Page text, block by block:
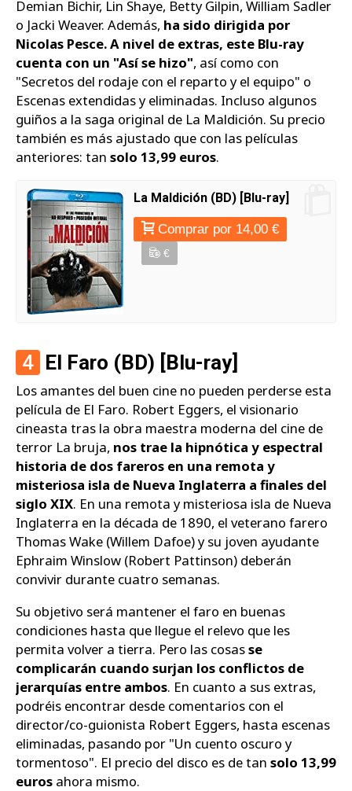
Demian Bichir, Lin Shaye, Betty Gilpin, William Sadler
o Jacki Weaver. Además, ha sido dirigida por
Nicolas Pesce. A nivel de extras, este Blu-ray
cuenta con un "Así se hizo", así como con
"Secretos del rodaje con el reparto y el equipo" o
Escenas extendidas y eliminadas. Incluso algunos
guiños a la saga original de La Maldición. Su precio
también es más ajustado que con las películas
anteriores: tan solo 13,99 euros.
La Maldición (BD) [Blu-ray]
Comprar por 14,00 €
€
4 El Faro (BD) [Blu-ray]
Los amantes del buen cine no pueden perderse esta
película de El Faro. Robert Eggers, el visionario
cineasta tras la obra maestra moderna del cine de
terror La bruja, nos trae la hipnótica y espectral
historia de dos fareros en una remota y
misteriosa isla de Nueva Inglaterra a finales del
siglo XIX. En una remota y misteriosa isla de Nueva
Inglaterra en la década de 1890, el veterano farero
Thomas Wake (Willem Dafoe) y su joven ayudante
Ephraim Winslow (Robert Pattinson) deberán
convivir durante cuatro semanas.
Su objetivo será mantener el faro en buenas
condiciones hasta que llegue el relevo que les
permita volver a tierra. Pero las cosasse
complicarán cuando surjan los conflictos de
jerarquías entre ambos. En cuanto a sus extras,
podréis encontrar desde comentarios con el
director/co-guionista Robert Eggers, hasta escenas
eliminadas, pasando por "Un cuento oscuro y
tormentoso". El precio del disco es de tan solo 13,99
euros ahora mismo.